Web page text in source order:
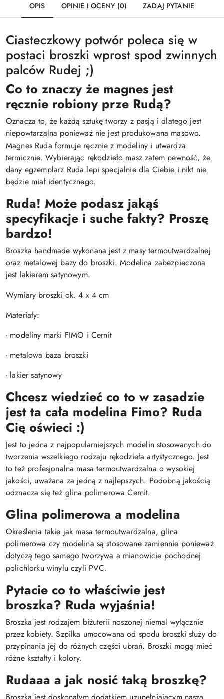
OPIS OPINIE I OCENY (0) ZADAJ PYTANIE
Ciasteczkowy potwór poleca się w
postaci broszki wprost spod zwinnych
palców Rudej ;)
Co to znaczy że magnes jest
ręcznie robiony prze Rudą?
Oznacza to, że każdą sztukę tworzy z pasją i dlatego jest
niepowtarzalna ponieważ nie jest produkowana masowo.
Magnes Ruda formuje ręcznie z modeliny i utwardza
termicznie. Wybierając rękodzieło masz zatem pewność, że
dany egzemplarz Ruda lepi specjalnie dla Ciebie i nikt nie
będzie miał identycznego.
Ruda! Może podasz jakąś
specyfikacje i suche fakty? Proszę
bardzo!
Broszka handmade wykonana jest z masy termoutwardzalnej
oraz metalowej bazy do broszki. Modelina zabezpieczona
jest lakierem satynowym.
Wymiary broszki ok. 4 x 4 cm
Materiały:
- modeliny marki FIMO i Cernit
- metalowa baza broszki
- lakier satynowy
Chcesz wiedzieć co to w zasadzie
jest ta cała modelina Fimo? Ruda
Cię oświeci :)
Jest to jedna z najpopularniejszych modelin stosowanych do
tworzenia wszelkiego rodzaju rękodzieła artystycznego. Jest
to też profesjonalna masa termoutwardzalna o wysokiej
jakości, uważana za jedną z najlepszych. Podobną jakością
odznacza się też glina polimerowa Cernit.
Glina polimerowa a modelina
Określenia takie jak masa termoutwardzalna, glina
polimerowa czy modelina są stosowane zamiennie ponieważ
dotyczą tego samego tworzywa a mianowicie pochodnej
polichlorku winylu czyli PVC.
Pytacie co to właściwie jest
broszka? Ruda wyjaśnia!
Broszka jest rodzajem biżuterii noszonej niemal wyłącznie
przez kobiety. Szpilka umocowana od spodu broszki służy do
przypinania jej do różnych części ubrań. Broszki mogą mieć
różne kształty i kolory.
Rudaaa a jak nosić taką broszkę?